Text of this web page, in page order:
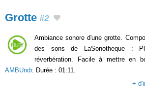
Grotte #2
Ambiance sonore d'une grotte.
des sons de LaSonotheque :
réverbération. Facile à mettre en
AMBUndr. Durée : 01:11.
+